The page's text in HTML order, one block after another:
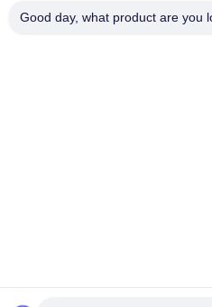
Good day, what product are you